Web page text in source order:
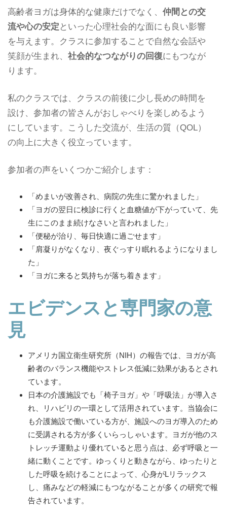
高齢者ヨガは身体的な健康だけでなく、 仲間との交
流や心の安定 といった心理社会的な面にも良い影響
を与えます。クラスに参加することで自然な会話や
笑顔が生まれ、 社会的なつながりの回復にもつなが
ります。
私のクラスでは、クラスの前後に少し長めの時間を
設け、参加者の皆さんがおしゃべりを楽しめるよう
にしています。こうした交流が、生活の質（QOL）
の向上に大きく役立っています。
参加者の声をいくつかご紹介します：
「めまいが改善され、病院の先生に驚かれました」
「ヨガの翌日に検診に行くと血糖値が下がっていて、先
生にこのまま続けなさいと言われました」
「便秘が治り、毎日快適に過ごせます」
「肩凝りがなくなり、夜ぐっすり眠れるようになりまし
た」
「ヨガに来ると気持ちが落ち着きます」
エビデンスと専門家の意
見
アメリカ国立衛生研究所（NIH）の報告では、ヨガが高
齢者のバランス機能やストレス低減に効果があるとされ
ています。
日本の介護施設でも「椅子ヨガ」や「呼吸法」が導入さ
れ、リハビリの一環として活用されています。当協会に
も介護施設で働いている方が、施設へのヨガ導入のため
に受講される方が多くいらっしゃいます。ヨガが他のス
トレッチ運動より優れていると思う点は、必ず呼吸と一
緒に動くことです。ゆっくりと動きながら、ゆったりと
した呼吸を続けることによって、心身がLリラックス
し、痛みなどの軽減にもつながることが多くの研究で報
告されています。